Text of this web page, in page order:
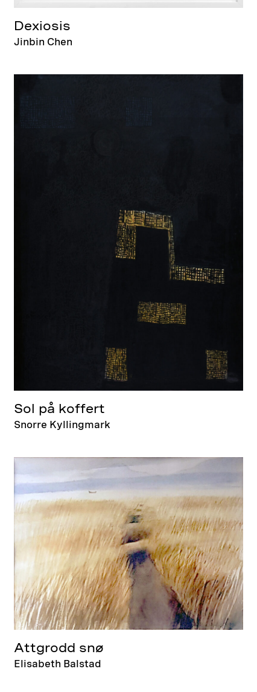
Dexiosis
Jinbin Chen
Sol på koffert
Snorre Kyllingmark
Attgrodd snø
Elisabeth Balstad